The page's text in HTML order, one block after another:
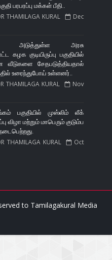
பரபரப்பு மக்கள் பீதி..
THAMILAGA KURAL
Dec
அடுத்துள்ள அரசு
கழக குடியிருப்பு பகுதியில்
வீடுகளை சேதபடுத்தியதால்
உரைந்துபோய் உள்ளனர்..
THAMILAGA KURAL
Nov
பகுதியில் முஸ்லிம் லீக்
விழா மற்றும் மாபெரும் குடும்ப
நடைபெற்றது.
THAMILAGA KURAL
Oct
to Tamilagakural Media